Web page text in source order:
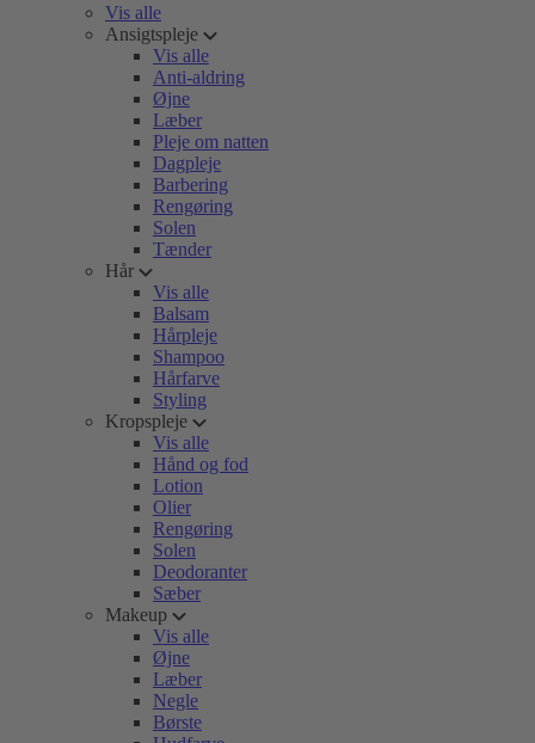
Vis alle
Ansigtspleje
Vis alle
Anti-aldring
Øjne
Læber
Pleje om natten
Dagpleje
Barbering
Rengøring
Solen
Tænder
Hår
Vis alle
Balsam
Hårpleje
Shampoo
Hårfarve
Styling
Kropspleje
Vis alle
Hånd og fod
Lotion
Olier
Rengøring
Solen
Deodoranter
Sæber
Makeup
Vis alle
Øjne
Læber
Negle
Børste